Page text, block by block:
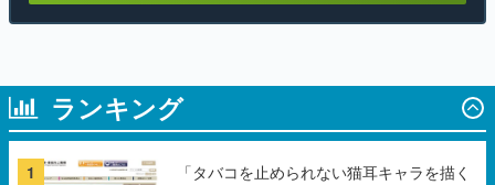
ランキング
1
「タバコを止められない猫耳キャラを描く